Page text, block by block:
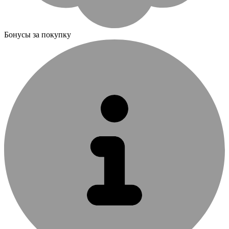
Бонусы за покупку